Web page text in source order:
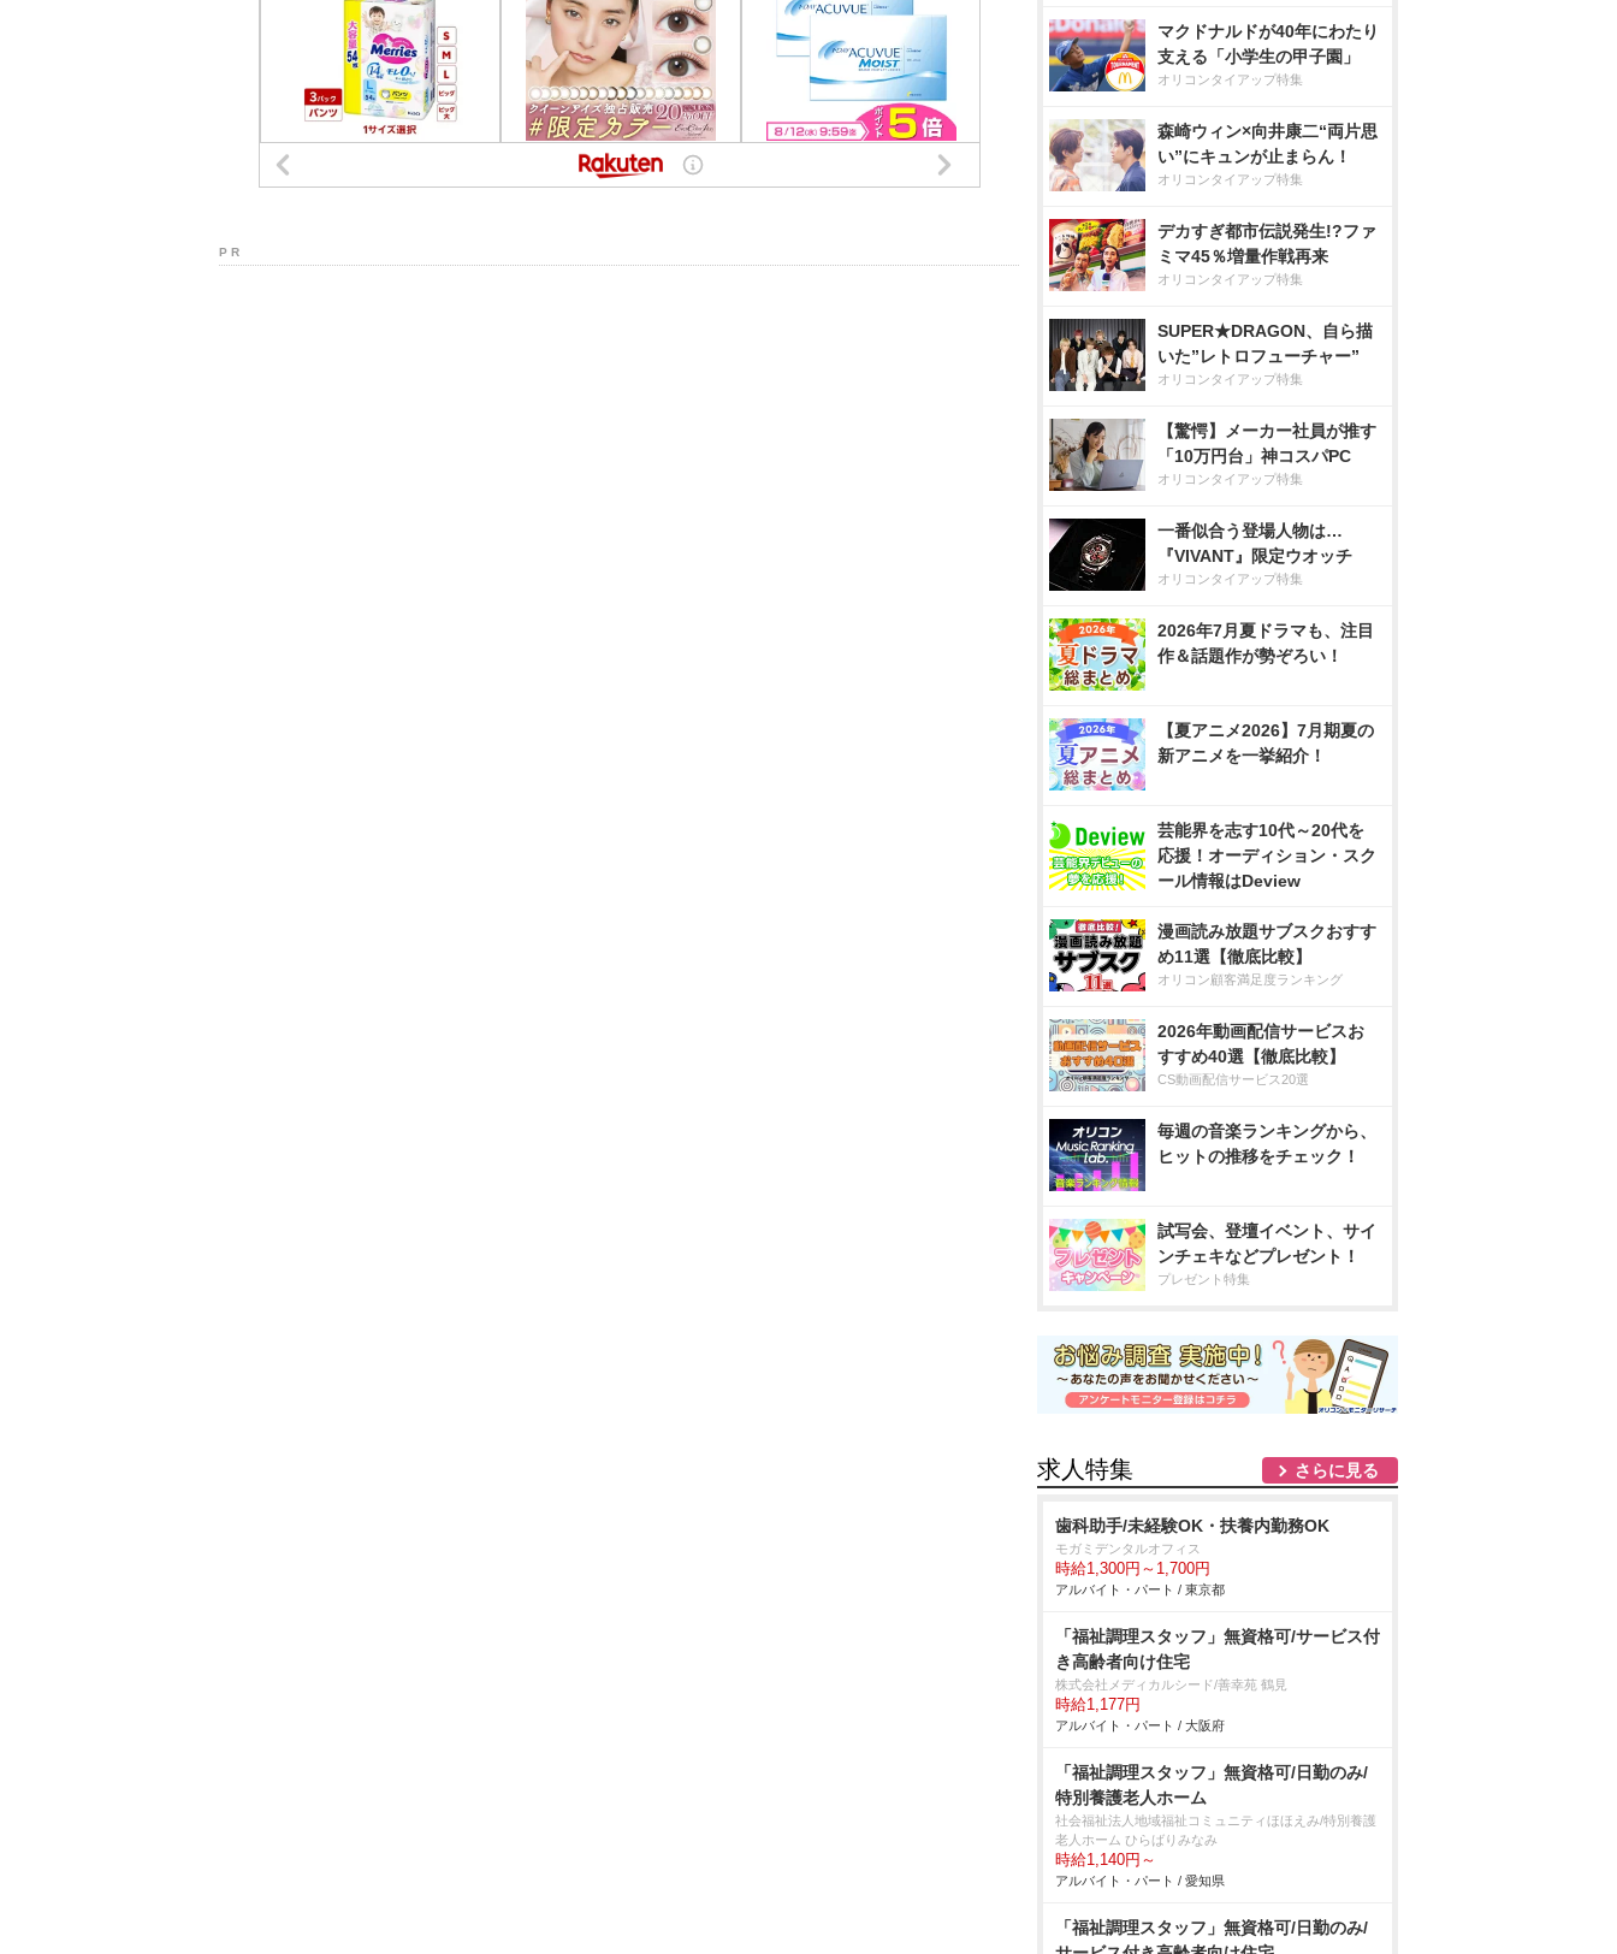
P R
マクドナルドが40年にわたり
支える「小学生の甲子園」
オリコンタイアップ特集
森崎ウィン×向井康二“両片思
い”にキュンが止まらん！
オリコンタイアップ特集
デカすぎ都市伝説発生!?ファ
ミマ45％増量作戦再来
オリコンタイアップ特集
SUPER★DRAGON、自ら描
いた”レトロフューチャー”
オリコンタイアップ特集
【驚愕】メーカー社員が推す
「10万円台」神コスパPC
オリコンタイアップ特集
一番似合う登場人物は…
『VIVANT』限定ウオッチ
オリコンタイアップ特集
2026年7月夏ドラマも、注目
作＆話題作が勢ぞろい！
【夏アニメ2026】7月期夏の
新アニメを一挙紹介！
芸能界を志す10代～20代を
応援！オーディション・スク
ール情報はDeview
漫画読み放題サブスクおすす
め11選【徹底比較】
オリコン顧客満足度ランキング
2026年動画配信サービスお
すすめ40選【徹底比較】
CS動画配信サービス20選
毎週の音楽ランキングから、
ヒットの推移をチェック！
試写会、登壇イベント、サイ
ンチェキなどプレゼント！
プレゼント特集
求人特集 さらに見る
歯科助手/未経験OK・扶養内勤務OK
モガミデンタルオフィス
時給1,300円～1,700円
アルバイト・パート / 東京都
「福祉調理スタッフ」無資格可/サービス付
き高齢者向け住宅
株式会社メディカルシード/善幸苑 鶴見
時給1,177円
アルバイト・パート / 大阪府
「福祉調理スタッフ」無資格可/日勤のみ/
特別養護老人ホーム
社会福祉法人地域福祉コミュニティほほえみ/特別養護
老人ホーム ひらばりみなみ
時給1,140円～
アルバイト・パート / 愛知県
「福祉調理スタッフ」無資格可/日勤のみ/